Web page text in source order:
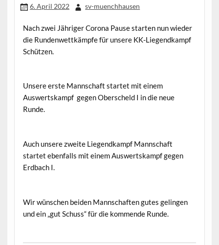
6. April 2022 sv-muenchhausen
Nach zwei Jähriger Corona Pause starten nun wieder
die Rundenwettkämpfe für unsere KK-Liegendkampf
Schützen.
Unsere erste Mannschaft startet mit einem
Auswertskampf gegen Oberscheld I in die neue
Runde.
Auch unsere zweite Liegendkampf Mannschaft
startet ebenfalls mit einem Auswertskampf gegen
Erdbach I.
Wir wünschen beiden Mannschaften gutes gelingen
und ein „gut Schuss“ für die kommende Runde.